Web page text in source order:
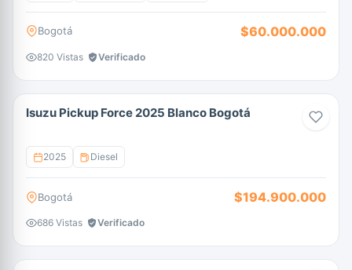
Bogotá $60.000.000
820 Vistas Verificado
Isuzu Pickup Force 2025 Blanco Bogotá
2025 Diesel
Bogotá $194.900.000
686 Vistas Verificado